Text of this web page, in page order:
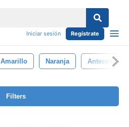
Iniciar sesión Regístrate
Amarillo Naranja Antecedentes
Filters